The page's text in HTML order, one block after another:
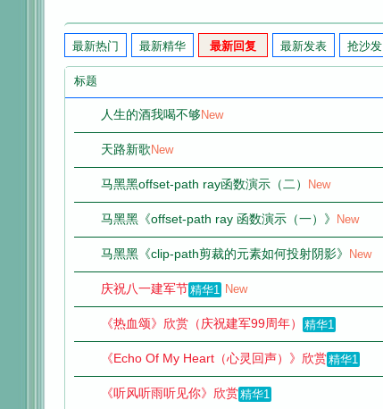
兰
音
最新热门 最新精华 最新回复 最新发表 抢沙发
标题
人生的酒我喝不够 New
天路新歌 New
马黑黑offset-path ray函数演示（二） New
马黑黑《offset-path ray 函数演示（一）》 New
马黑黑《clip-path剪裁的元素如何投射阴影》 New
庆祝八一建军节精华1 New
《热血颂》欣赏（庆祝建军99周年） 精华1
《Echo Of My Heart（心灵回声）》欣赏精华1
《听风听雨听见你》欣赏精华1